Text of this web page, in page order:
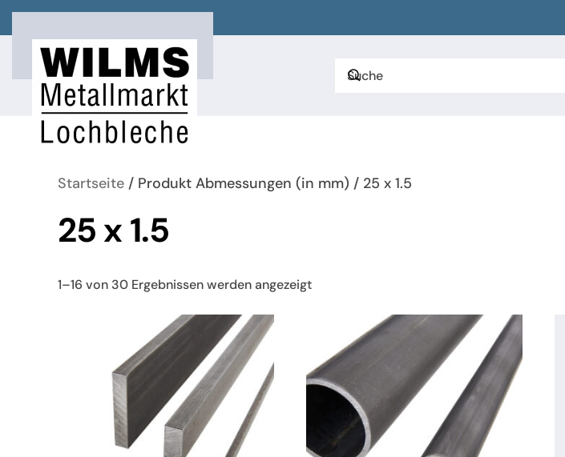
Zum Hauptinhalt springen
Startseite / Produkt Abmessungen (in mm) / 25 x 1.5
25 x 1.5
1–16 von 30 Ergebnissen werden angezeigtNach